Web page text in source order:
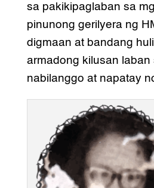
sa pakikipaglaban sa
pinunong gerilyera ng
digmaan at bandang
armadong kilusan laban
nabilanggo at napatay